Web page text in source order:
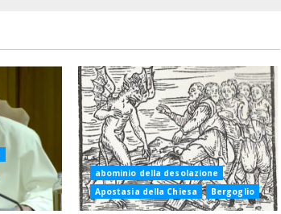
abominio della desolazione
Apostasia della Chiesa
Bergoglio